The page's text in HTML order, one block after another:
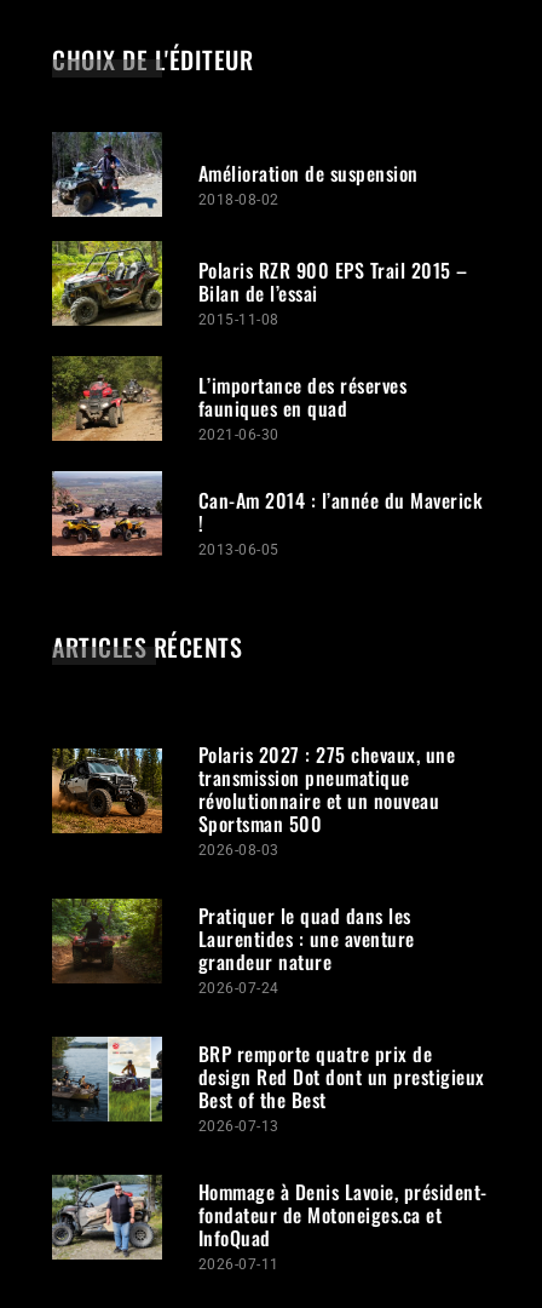
CHOIX DE L'ÉDITEUR
Amélioration de suspension
2018-08-02
Polaris RZR 900 EPS Trail 2015 –
Bilan de l’essai
2015-11-08
L’importance des réserves
fauniques en quad
2021-06-30
Can-Am 2014 : l’année du Maverick
!
2013-06-05
ARTICLES RÉCENTS
Polaris 2027 : 275 chevaux, une
transmission pneumatique
révolutionnaire et un nouveau
Sportsman 500
2026-08-03
Pratiquer le quad dans les
Laurentides : une aventure
grandeur nature
2026-07-24
BRP remporte quatre prix de
design Red Dot dont un prestigieux
Best of the Best
2026-07-13
Hommage à Denis Lavoie, président-
fondateur de Motoneiges.ca et
InfoQuad
2026-07-11